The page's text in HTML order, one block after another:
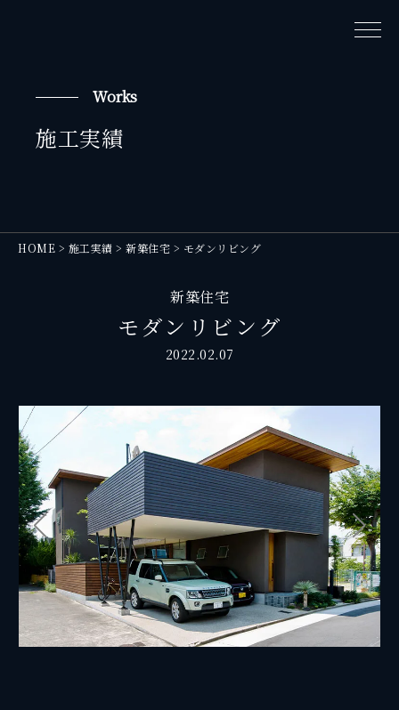
Works
施工実績
HOME > 施工実績 > 新築住宅 > モダンリビング
新築住宅
モダンリビング
2022.02.07